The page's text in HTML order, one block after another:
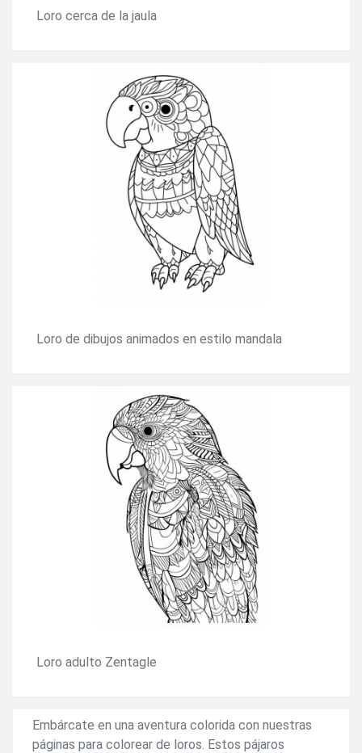
Loro cerca de la jaula
Loro de dibujos animados en estilo mandala
Loro adulto Zentagle
Embárcate en una aventura colorida con nuestras
páginas para colorear de loros. Estos pájaros